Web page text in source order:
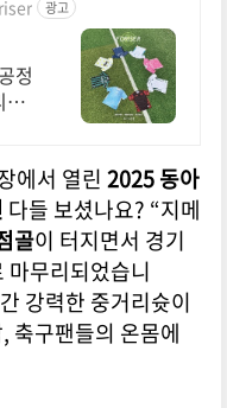
광고
정
티
에서 열린 2025 동아
다들 보셨나요? “지메
골이 터지면서 경기
마무리되었습니
강력한 중거리슛이
축구팬들의 온몸에